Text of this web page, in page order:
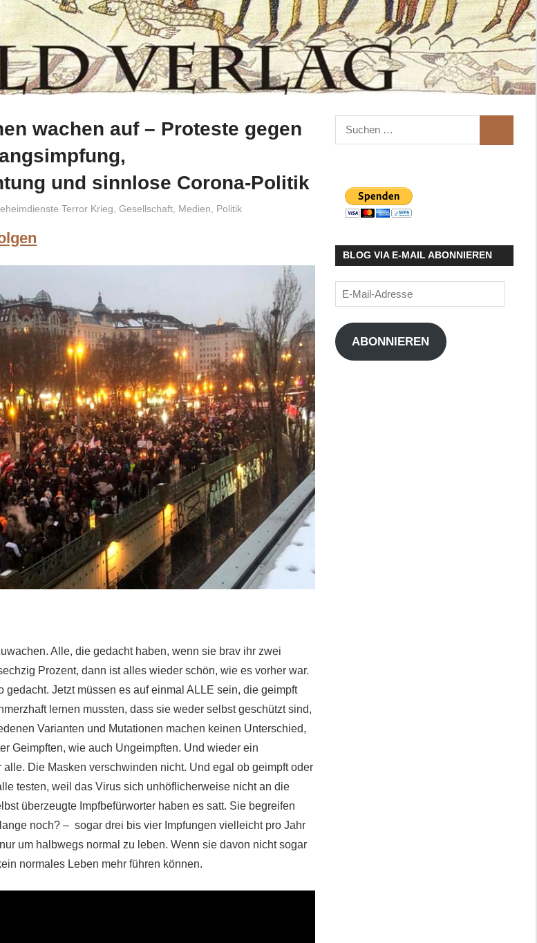
wachen auf – Proteste gegen
und sinnlose Corona-Politik
Terror Krieg Gesellschaft, Medien Politik
Alle, die gedacht haben, wenn sie brav ihr zwei
Prozent, dann ist alles wieder schön, wie es vorher war.
gedacht. Jetzt müssen es auf einmal ALLE sein, die geimpft
lernen mussten, dass sie weder selbst geschützt sind,
Varianten und Mutationen machen keinen Unterschied,
Geimpften, wie auch Ungeimpften. Und wieder ein
Die Masken verschwinden nicht. Und egal ob geimpft oder
testen, weil das Virus sich unhöflicherweise nicht an die
überzeugte Impfbefürworter haben es satt. Sie begreifen
noch? – sogar drei bis vier Impfungen vielleicht pro Jahr
um halbwegs normal zu leben. Wenn sie davon nicht sogar
normales Leben mehr führen können.
Suchen
nach:
BLOG VIA E-MAIL ABONNIEREN
E-
Mail-
Adresse
ABONNIEREN